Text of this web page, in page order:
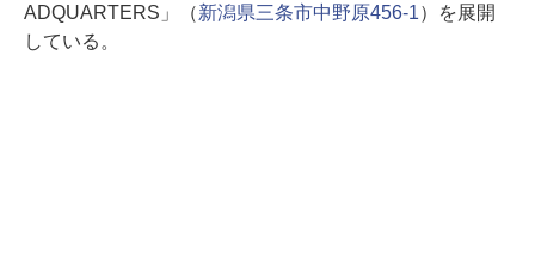
ADQUARTERS」（新潟県三条市中野原456-1）を展開
している。